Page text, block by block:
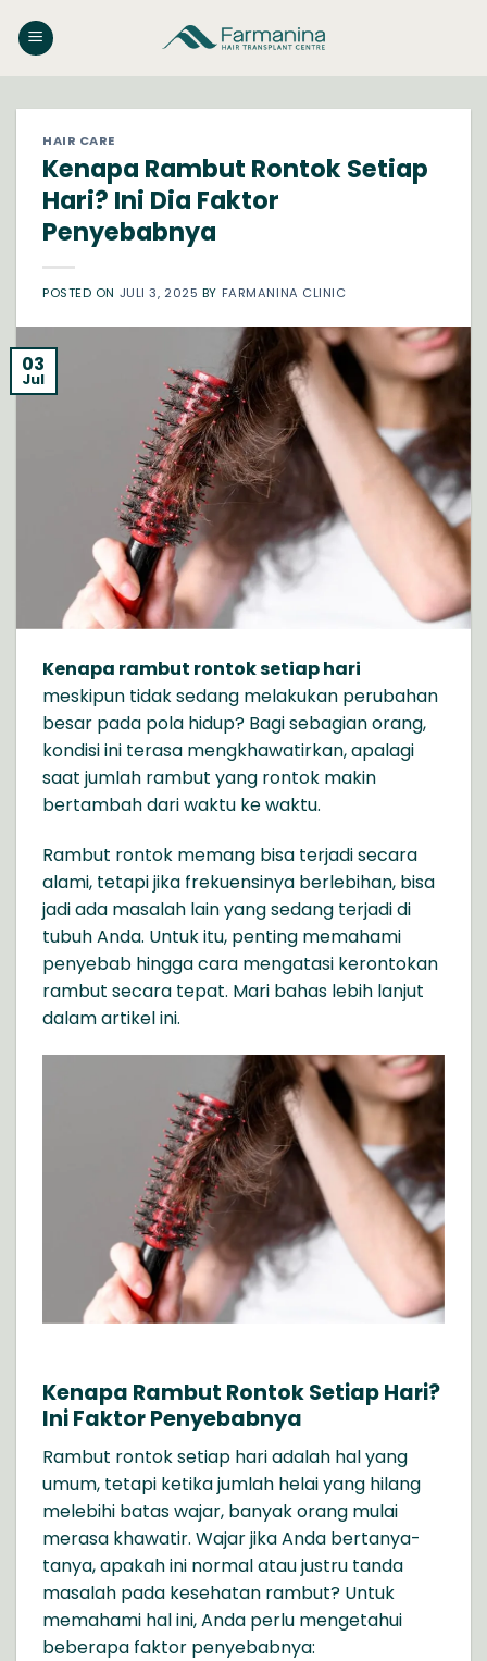
HAIR CARE
Kenapa Rambut Rontok Setiap
Hari? Ini Dia Faktor
Penyebabnya
POSTED ON JULI 3, 2025 BY FARMANINA CLINIC
03
Jul
Kenapa rambut rontok setiap hari
meskipun tidak sedang melakukan perubahan
besar pada pola hidup? Bagi sebagian orang,
kondisi ini terasa mengkhawatirkan, apalagi
saat jumlah rambut yang rontok makin
bertambah dari waktu ke waktu.
Rambut rontok memang bisa terjadi secara
alami, tetapi jika frekuensinya berlebihan, bisa
jadi ada masalah lain yang sedang terjadi di
tubuh Anda. Untuk itu, penting memahami
penyebab hingga cara mengatasi kerontokan
rambut secara tepat. Mari bahas lebih lanjut
dalam artikel ini.
Kenapa Rambut Rontok Setiap Hari?
Ini Faktor Penyebabnya
Rambut rontok setiap hari adalah hal yang
umum, tetapi ketika jumlah helai yang hilang
melebihi batas wajar, banyak orang mulai
merasa khawatir. Wajar jika Anda bertanya-
tanya, apakah ini normal atau justru tanda
masalah pada kesehatan rambut? Untuk
memahami hal ini, Anda perlu mengetahui
beberapa faktor penyebabnya: